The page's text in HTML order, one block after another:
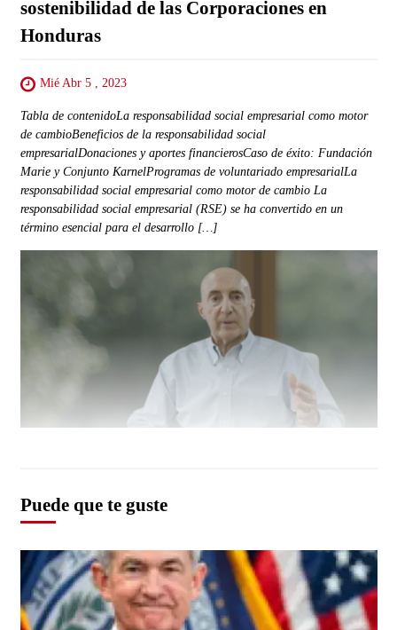
sostenibilidad de las Corporaciones en
Honduras
Mié Abr 5 , 2023
Tabla de contenidoLa responsabilidad social empresarial como motor
de cambioBeneficios de la responsabilidad social
empresarialDonaciones y aportes financierosCaso de éxito: Fundación
Marie y Conjunto KarnelProgramas de voluntariado empresarialLa
responsabilidad social empresarial como motor de cambio La
responsabilidad social empresarial (RSE) se ha convertido en un
término esencial para el desarrollo […]
Puede que te guste